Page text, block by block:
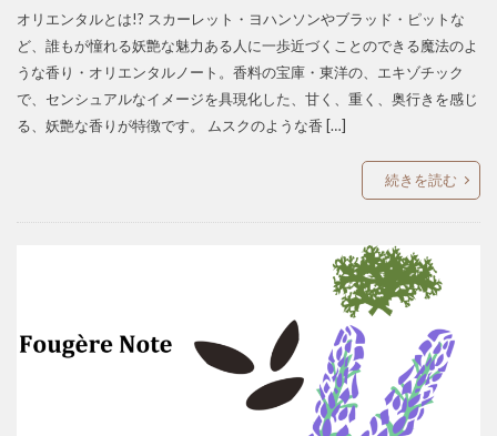
オリエンタルとは!? スカーレット・ヨハンソンやブラッド・ピットな
ど、誰もが憧れる妖艶な魅力ある人に一歩近づくことのできる魔法のよ
うな香り・オリエンタルノート。香料の宝庫・東洋の、エキゾチック
で、センシュアルなイメージを具現化した、甘く、重く、奥行きを感じ
る、妖艶な香りが特徴です。 ムスクのような香 […]
続きを読む